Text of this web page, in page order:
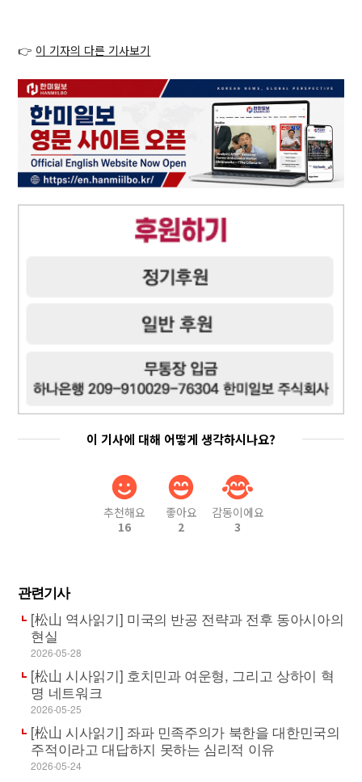
👉 이 기자의 다른 기사보기
이 기사에 대해 어떻게 생각하시나요?
추천해요
16
좋아요
2
감동이에요
3
관련기사
[松山 역사읽기] 미국의 반공 전략과 전후 동아시아의
현실
2026-05-28
[松山 시사읽기] 호치민과 여운형, 그리고 상하이 혁
명 네트워크
2026-05-25
[松山 시사읽기] 좌파 민족주의가 북한을 대한민국의
주적이라고 대답하지 못하는 심리적 이유
2026-05-24